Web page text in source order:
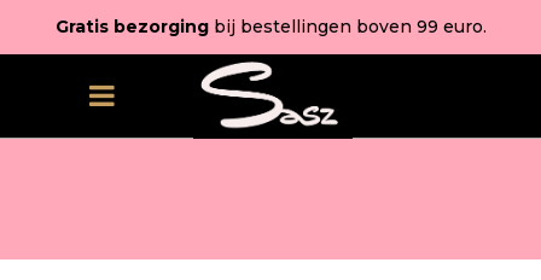
Gratis bezorgingbij bestellingen boven 99 euro.